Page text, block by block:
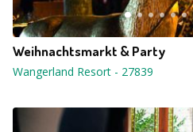
Weihnachtsmarkt & Party
Wangerland Resort - 27839